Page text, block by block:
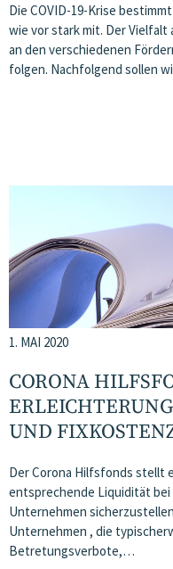
Die COVID-19-Krise
wie vor stark mit. Der
an den verschiedenen
folgen. Nachfolgend sollen
1. MAI 2020
CORONA
UND
Der Corona Hilfsfonds stellt
entsprechende Liquidität
Unternehmen
Unternehmen , die
Betretungsverbote,…